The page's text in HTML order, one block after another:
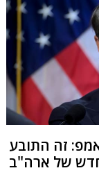
זה התובע
של ארה"ב